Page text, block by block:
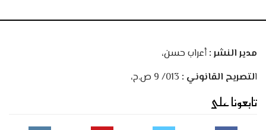
مدير النشر :أعراب حسن،
التصريح القانوني :
تابعونا على